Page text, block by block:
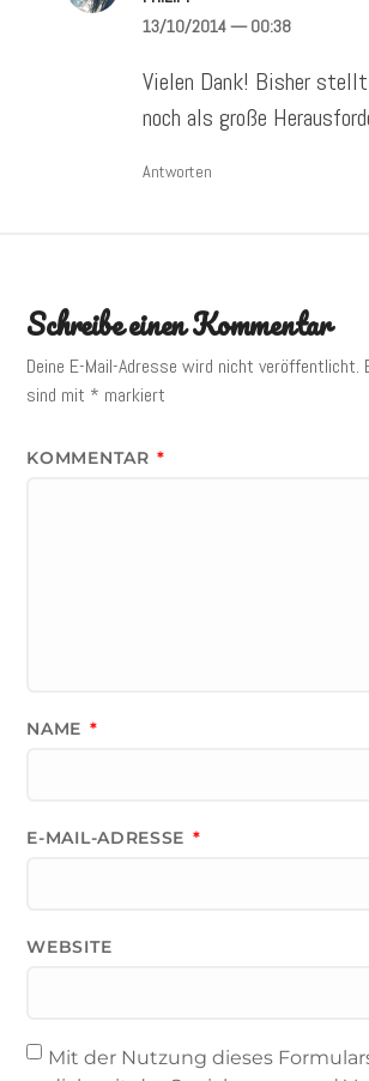
13/10/2014— 00:38
Vielen Dank! Bisher
noch als große
Antworten
Schreibe einen Kommentar
Deine E-Mail-Adresse wird nicht veröffentlicht.
sind mit * markiert
KOMMENTAR *
NAME *
E-MAIL-ADRESSE *
WEBSITE
Mit der Nutzung dieses